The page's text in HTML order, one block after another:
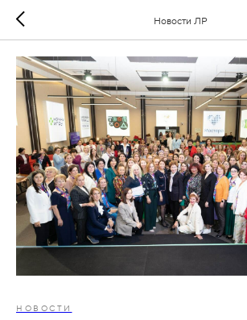
Новости ЛР
НОВОСТИ